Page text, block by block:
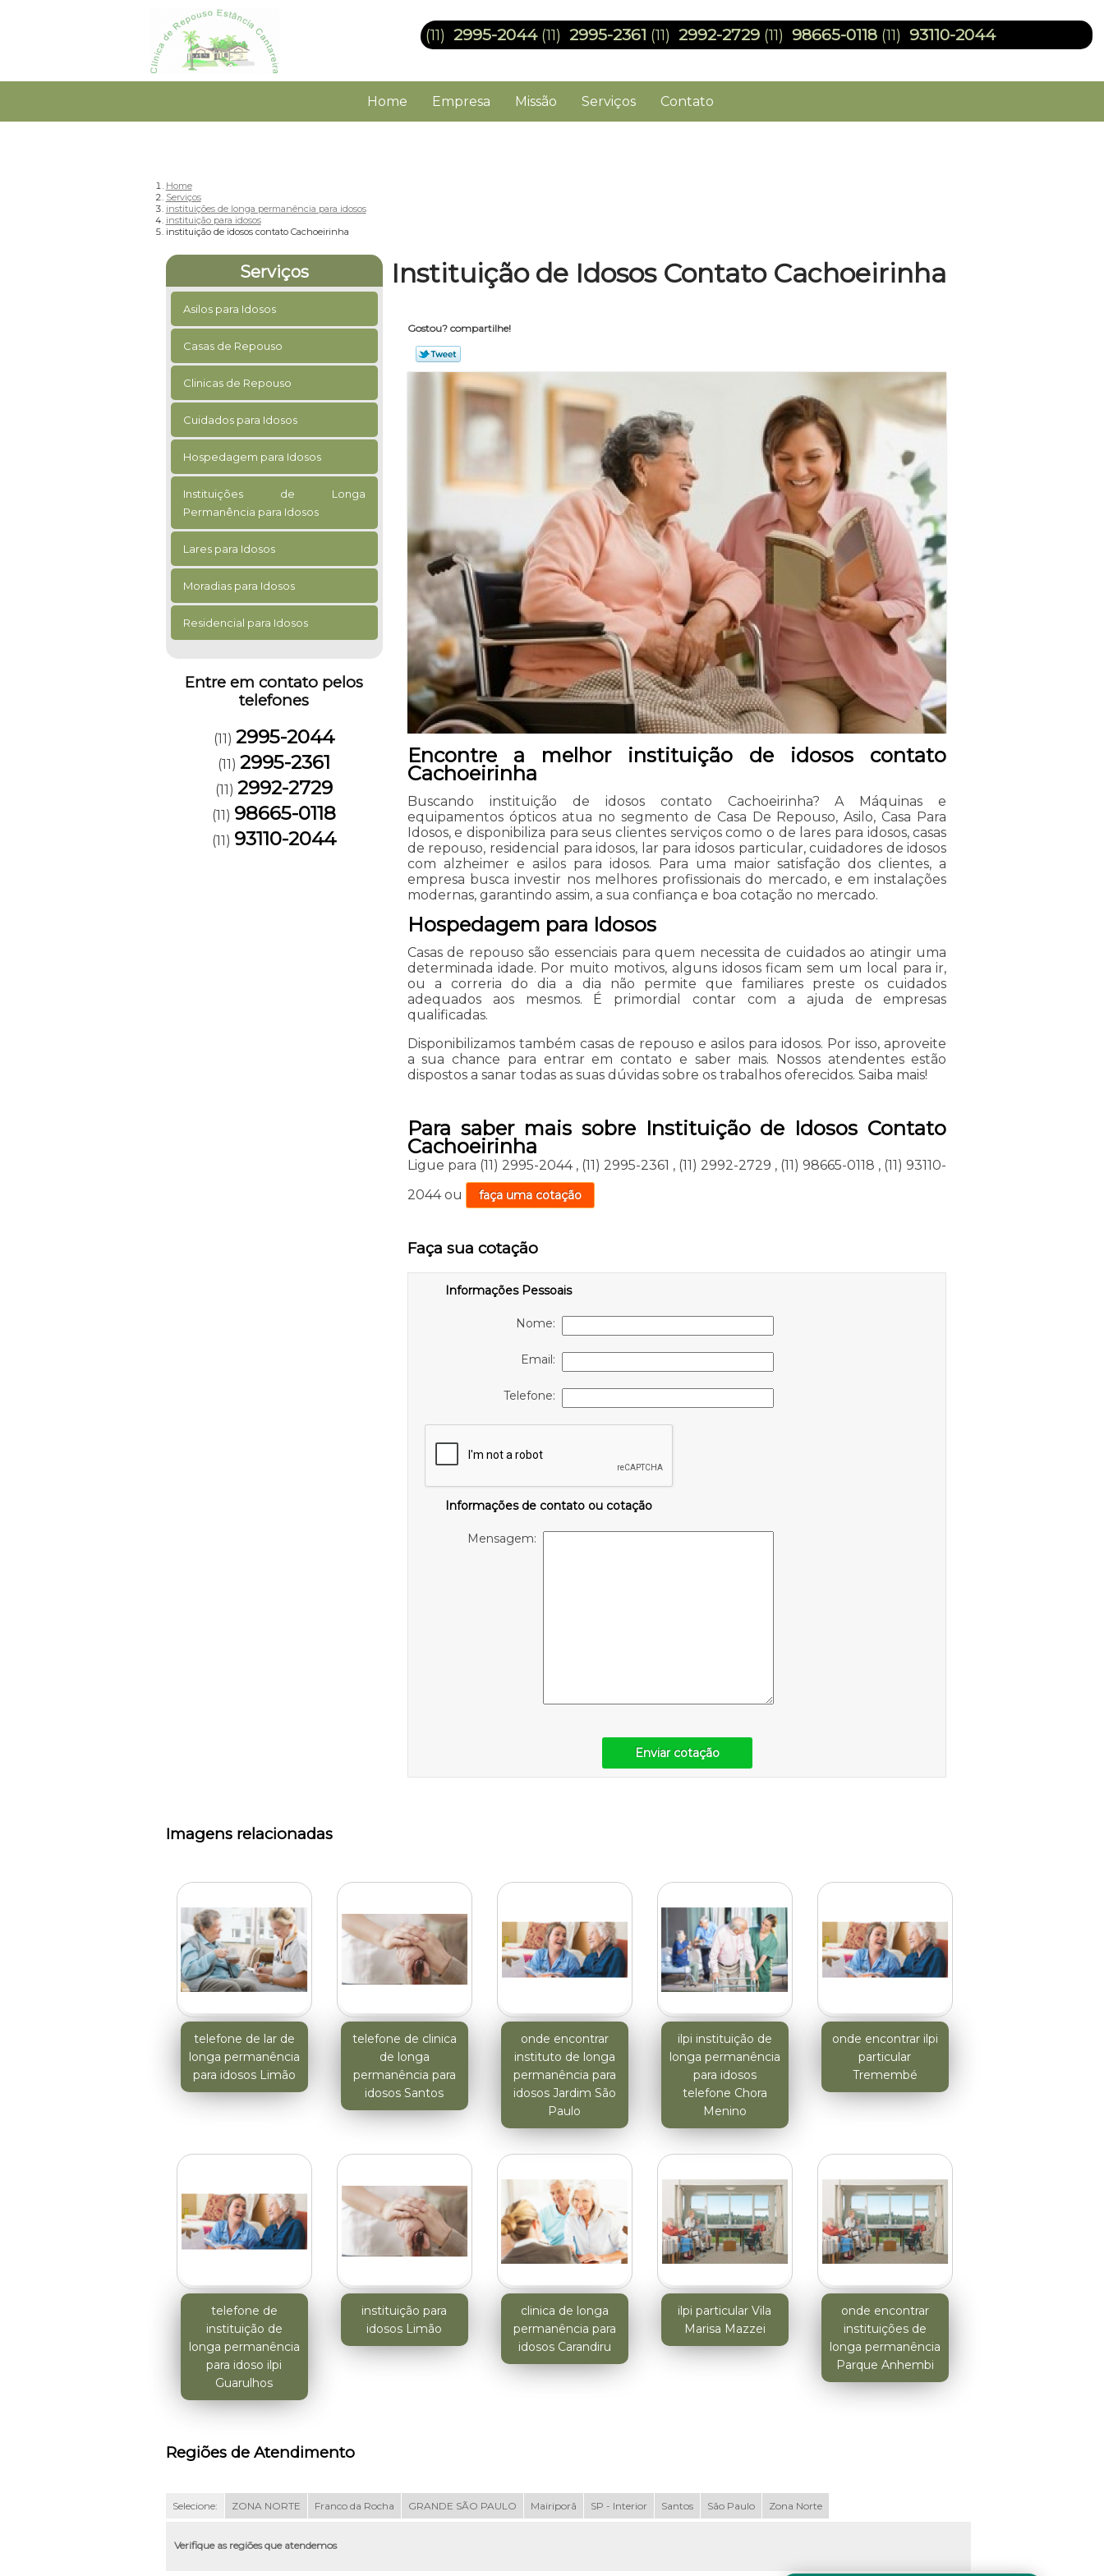
Home Empresa Missão Serviços Contato
(11) 2995-2044 (11) 2995-2361 (11) 2992-2729 (11) 98665-0118 (11) 93110-2044
Home
Serviços
instituições de longa permanência para idosos
instituição para idosos
instituição de idosos contato Cachoeirinha
Serviços
Asilos para Idosos
Casas de Repouso
Clinicas de Repouso
Cuidados para Idosos
Hospedagem para Idosos
Instituições de Longa
Permanência para Idosos
Lares para Idosos
Moradias para Idosos
Residencial para Idosos
Entre em contato pelos
telefones
(11) 2995-2044
(11) 2995-2361
(11) 2992-2729
(11) 98665-0118
(11) 93110-2044
Instituição de Idosos Contato Cachoeirinha
Gostou? compartilhe!
Encontre a melhor instituição de idosos contato
Cachoeirinha
Buscando instituição de idosos contato Cachoeirinha? A Máquinas e
equipamentos ópticos atua no segmento de Casa De Repouso, Asilo, Casa Para
Idosos, e disponibiliza para seus clientes serviços como o de lares para idosos, casas
de repouso, residencial para idosos, lar para idosos particular, cuidadores de idosos
com alzheimer e asilos para idosos. Para uma maior satisfação dos clientes, a
empresa busca investir nos melhores profissionais do mercado, e em instalações
modernas, garantindo assim, a sua confiança e boa cotação no mercado.
Hospedagem para Idosos
Casas de repouso são essenciais para quem necessita de cuidados ao atingir uma
determinada idade. Por muito motivos, alguns idosos ficam sem um local para ir,
ou a correria do dia a dia não permite que familiares preste os cuidados
adequados aos mesmos. É primordial contar com a ajuda de empresas
qualificadas.
Disponibilizamos também casas de repouso e asilos para idosos. Por isso, aproveite
a sua chance para entrar em contato e saber mais. Nossos atendentes estão
dispostos a sanar todas as suas dúvidas sobre os trabalhos oferecidos. Saiba mais!
Para saber mais sobre Instituição de Idosos Contato
Cachoeirinha
Ligue para (11) 2995-2044 , (11) 2995-2361 , (11) 2992-2729 , (11) 98665-0118 , (11) 93110-
2044 ou faça uma cotação
Faça sua cotação
Informações Pessoais
Nome:
Email:
Telefone:
Informações de contato ou cotação
Mensagem:
Enviar cotação
Imagens relacionadas
telefone de lar de
longa permanência
para idosos Limão
telefone de clinica
de longa
permanência para
idosos Santos
onde encontrar
instituto de longa
permanência para
idosos Jardim São
Paulo
ilpi instituição de
longa permanência
para idosos
telefone Chora
Menino
onde encontrar ilpi
particular
Tremembé
telefone de
instituição de
longa permanência
para idoso ilpi
Guarulhos
instituição para
idosos Limão
clinica de longa
permanência para
idosos Carandiru
ilpi particular Vila
Marisa Mazzei
onde encontrar
instituições de
longa permanência
Parque Anhembi
Regiões de Atendimento
Selecione: ZONA NORTE Franco da Rocha GRANDE SÃO PAULO Mairiporã SP - Interior Santos São Paulo Zona Norte
Verifique as regiões que atendemos